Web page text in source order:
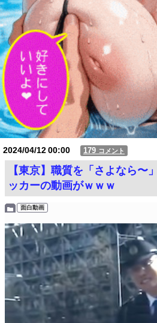
2024/04/1200:00 179 コメント
【東京】職質を「さよなら〜
ッカーの動画がｗｗｗ
面白動画